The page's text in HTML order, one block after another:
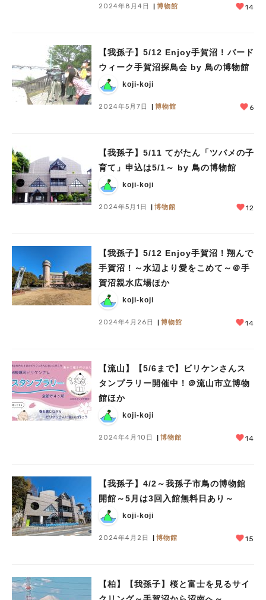
2024年8月4日 博物館 14
【我孫子】5/12 Enjoy手賀沼 ! バード
ウィーク手賀沼探鳥会 by 鳥の博物館
koji-koji
2024年5月7日 博物館 6
【我孫子】5/11 てがたん「ツバメの子
育て」申込は5/1～ by 鳥の博物館
koji-koji
2024年5月1日 博物館 12
【我孫子】5/12 Enjoy手賀沼！翔んで
手賀沼！～水辺より愛をこめて～＠手
賀沼親水広場ほか
koji-koji
2024年4月26日 博物館 14
【流山】【5/6まで】ビリケンさんス
タンプラリー開催中！＠流山市立博物
館ほか
koji-koji
2024年4月10日 博物館 14
【我孫子】4/2～我孫子市鳥の博物館
開館～5月は3回入館無料日あり～
koji-koji
2024年4月2日 博物館 15
【柏】【我孫子】桜と富士を見るサイ